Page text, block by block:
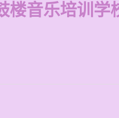
楼音乐培训学